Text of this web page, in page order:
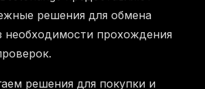
решения для обмена
необходимости прохождения
решения для покупки и